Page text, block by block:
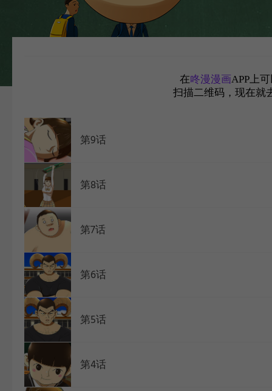
WEBTOON
在咚漫漫画APP上
扫描二维码，现在就
第9话
第8话
第7话
第6话
第5话
第4话